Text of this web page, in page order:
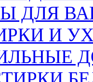
ДЛЯ
И